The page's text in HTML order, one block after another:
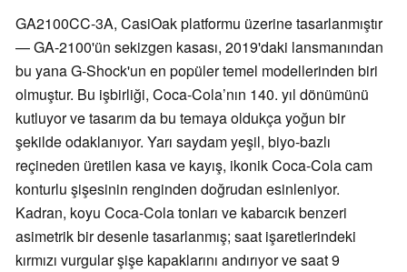
GA2100CC-3A, CasiOak platformu üzerine tasarlanmıştır
— GA-2100'ün sekizgen kasası, 2019'daki lansmanından
bu yana G-Shock'un en popüler temel modellerinden biri
olmuştur. Bu işbirliği, Coca-Cola’nın 140. yıl dönümünü
kutluyor ve tasarım da bu temaya oldukça yoğun bir
şekilde odaklanıyor. Yarı saydam yeşil, biyo-bazlı
reçineden üretilen kasa ve kayış, ikonik Coca-Cola cam
konturlu şişesinin renginden doğrudan esinleniyor.
Kadran, koyu Coca-Cola tonları ve kabarcık benzeri
asimetrik bir desenle tasarlanmış; saat işaretlerindeki
kırmızı vurgular şişe kapaklarını andırıyor ve saat 9